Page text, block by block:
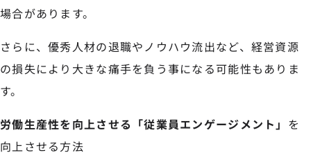
場合があります。
さらに、優秀人材の退職やノウハウ流出など、経営資源
の損失により大きな痛手を負う事になる可能性もありま
す。
労働生産性を向上させる「従業員エンゲージメント」 を
向上させる方法